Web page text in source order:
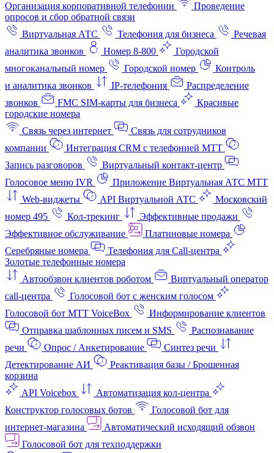
Организация корпоративной телефонии
Проведение
опросов и сбор обратной связи
Виртуальная АТС
Телефония для бизнеса
Речевая
аналитика звонков
Номер 8-800
Городской
многоканальный номер
Городской номер
Контроль
и аналитика звонков
IP-телефония
Распределение
звонков
FMC SIM-карты для бизнеса
Красивые
городские номера
Связь через интернет
Связь для сотрудников
компании
Интеграция CRM с телефонией МТТ
Запись разговоров
Виртуальный контакт‑центр
Голосовое меню IVR
Приложение Виртуальная АТС МТТ
Web-виджеты
API Виртуальной АТС
Московский
номер 495
Кол-трекинг
Эффективные продажи
Эффективное обслуживание
Платиновые номера
Серебряные номера
Телефония для Call-центра
Золотые телефонные номера
Автообзвон клиентов роботом
Виртуальный оператор
call-центра
Голосовой бот с женским голосом
Голосовой бот МТТ VoiceBox
Информирование клиентов
Отправка шаблонных писем и SMS
Распознавание
речи
Опрос / Анкетирование
Синтез речи
Детектирование АИ
Реактивация базы / Брошенная
корзина
API Voicebox
Автоматизация кол‑центра
Конструктор голосовых ботов
Голосовой бот для
интернет‑магазина
Автоматический исходящий обзвон
Голосовой бот для техподдержки